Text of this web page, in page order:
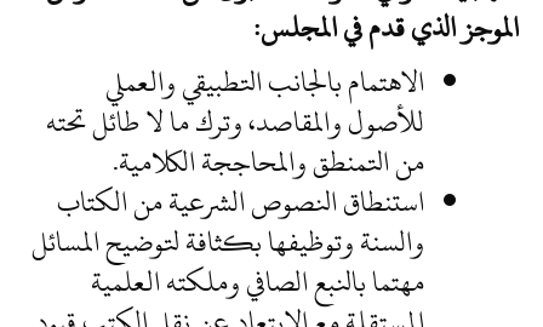
الموجز الذي قدم في المجلس:
الاهتمام بالجانب التطبيقي والعملي
للأصول والمقاصد، وترك ما لا طائل تحته
من التمنطق والمحاججة الكلامية.
استنطاق النصوص الشرعية من الكتاب
والسنة وتوظيفها بكثافة لتوضيح المسائل
مهتما بالنبع الصافي وملكته العلمية